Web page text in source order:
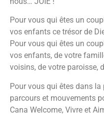
Pour vous qui êtes un
vos enfants ce trésor de
Pour vous qui êtes un
vos enfants, de votre
voisins, de votre paroisse,
Pour vous qui êtes dans
parcours et mouvements
Cana Welcome, Vivre et